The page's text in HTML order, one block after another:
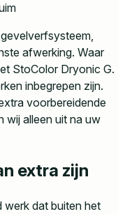
afwerking. Waar
StoColor Dryonic G.
inbegrepen zijn.
voorbereidende
wij alleen uit na uw
extra zijn
werk dat buiten het